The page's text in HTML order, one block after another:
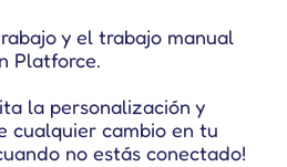
y el trabajo manual
Platforce.
la personalización y
cualquier cambio en tu
no estás conectado!